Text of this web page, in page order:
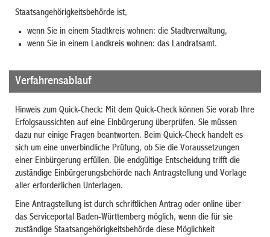
Staatsangehörigkeitsbehörde ist,
wenn Sie in einem Stadtkreis wohnen: die Stadtverwaltung,
wenn Sie in einem Landkreis wohnen: das Landratsamt.
Verfahrensablauf
Hinweis zum Quick-Check: Mit dem Quick-Check können Sie vorab Ihre
Erfolgsaussichten auf eine Einbürgerung überprüfen. Sie müssen
dazu nur einige Fragen beantworten. Beim Quick-Check handelt es
sich um eine unverbindliche Prüfung, ob Sie die Voraussetzungen
einer Einbürgerung erfüllen. Die endgültige Entscheidung trifft die
zuständige Einbürgerungsbehörde nach Antragstellung und Vorlage
aller erforderlichen Unterlagen.
Eine Antragstellung ist durch schriftlichen Antrag oder online über
das Serviceportal Baden-Württemberg möglich, wenn die für sie
zuständige Staatsangehörigkeitsbehörde diese Möglichkeit